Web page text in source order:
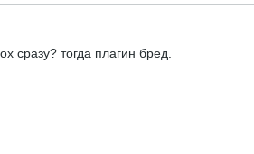
сразу? тогда плагин бред.